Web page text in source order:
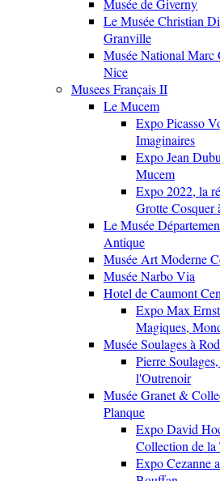
Musée de Giverny
Le Musée Christian
Granville
Musée National Marc
Nice
Musees Français II
Le Mucem
Expo Picasso
Imaginaires
Expo Jean
Mucem
Expo 2022, la
Grotte Cosquer
Le Musée
Antique
Musée Art Moderne
Musée Narbo Via
Hotel de Caumont
Expo Max
Magiques,
Musée Soulages à
Pierre
l'Outrenoir
Musée Granet &
Planque
Expo David
Collection de la
Expo Cezanne